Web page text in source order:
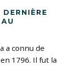
a connu de
1796. Il fut la